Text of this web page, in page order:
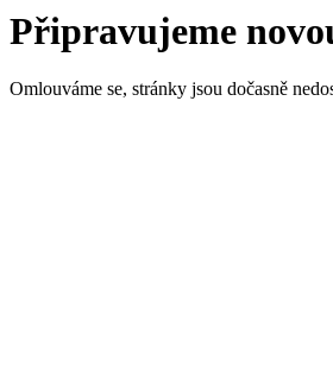
Připravujeme
Omlouváme se, stránky jsou dočasně